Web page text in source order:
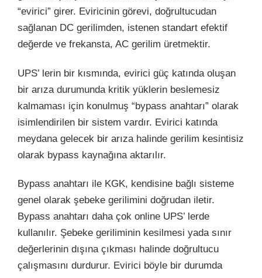
“evirici” girer. Eviricinin görevi, doğrultucudan
sağlanan DC gerilimden, istenen standart efektif
değerde ve frekansta, AC gerilim üretmektir.
UPS’ lerin bir kısmında, evirici güç katında oluşan
bir arıza durumunda kritik yüklerin beslemesiz
kalmaması için konulmuş “bypass anahtarı” olarak
isimlendirilen bir sistem vardır. Evirici katında
meydana gelecek bir arıza halinde gerilim kesintisiz
olarak bypass kaynağına aktarılır.
Bypass anahtarı ile KGK, kendisine bağlı sisteme
genel olarak şebeke gerilimini doğrudan iletir.
Bypass anahtarı daha çok online UPS’ lerde
kullanılır. Şebeke geriliminin kesilmesi yada sınır
değerlerinin dışına çıkması halinde doğrultucu
çalışmasını durdurur. Evirici böyle bir durumda